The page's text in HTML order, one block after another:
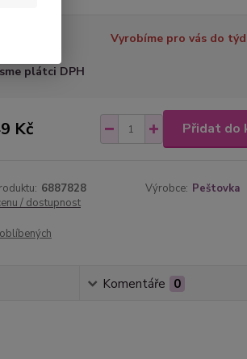
Vyrobíme pro vás do
plátci DPH
Kč Přidat do
6887828 Výrobce: Peštovka
/ dostupnost
Komentáře 0